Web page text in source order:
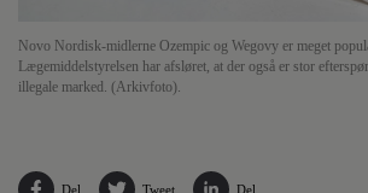
Novo Nordisk-midlerne Ozempic og Wegovy er meget
Lægemiddelstyrelsen har afsløret, at der også er stor
illegale marked. (Arkivfoto).
Del Tweet Del